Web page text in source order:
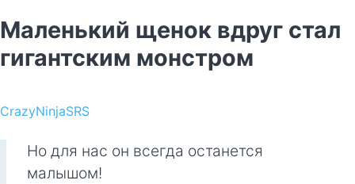
Маленький щенок вдруг стал
гигантским монстром
CrazyNinjaSRS
Но для нас он всегда останется
малышом!